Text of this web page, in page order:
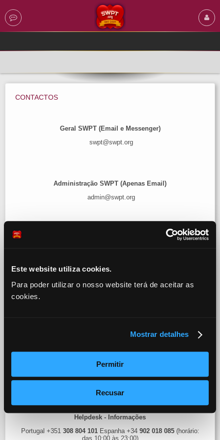
Este website utiliza cookies.
Para poder utilizar o nosso website terá de aceitar as
cookies.
Mostrar detalhes
Permitir
Recusar
CONTACTOS
Geral SWPT (Email e Messenger)
swpt@swpt.org
Administração SWPT (Apenas Email)
admin@swpt.org
Suporte (Email e Messenger)
Suporte@swpt.org
Helpdesk - Informações
Portugal +351 308 804 101Espanha +34 902 018 085(horário:
das 10:00 às 23:00)